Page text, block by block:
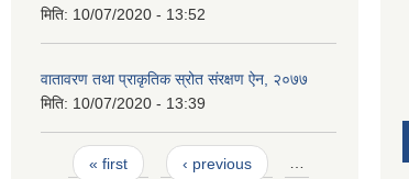
मिति: 10/07/2020 - 13:52
वातावरण तथा प्राकृतिक स्रोत संरक्षण ऐन, २०७७
मिति: 10/07/2020 - 13:39
Pages
« first ‹ previous …